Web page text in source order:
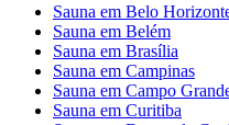
Sauna em Belo
Sauna em Belém
Sauna em Brasília
Sauna em Campinas
Sauna em Campo
Sauna em Curitiba